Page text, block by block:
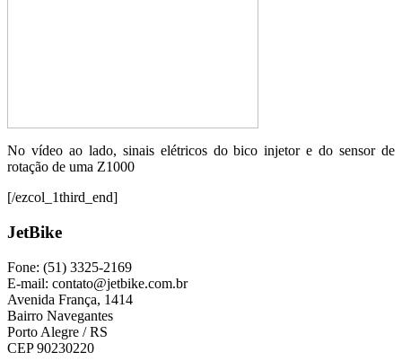
No vídeo ao lado, sinais elétricos do bico injetor e do sensor de
rotação de uma Z1000
[/ezcol_1third_end]
JetBike
Fone: (51) 3325-2169
E-mail: contato@jetbike.com.br
Avenida França, 1414
Bairro Navegantes
Porto Alegre / RS
CEP 90230220